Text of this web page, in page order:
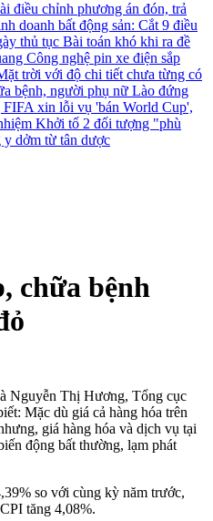
điều chỉnh phương án đón, trả
doanh bất động sản: Cắt 9 điều
thủ tục Bài toán khó khi ra đề
Công nghệ pin xe điện sắp
trời với độ chi tiết chưa từng có
bệnh, người phụ nữ Lào đứng
FIFA xin lỗi vụ 'bán World Cup',
Khởi tố 2 đối tượng "phù
y dởm từ tân dược
chữa bệnh
Nguyễn Thị Hương, Tổng cục
Mặc dù giá cả hàng hóa trên
giá hàng hóa và dịch vụ tại
động bất thường, lạm phát
so với cùng kỳ năm trước,
tăng 4,08%.